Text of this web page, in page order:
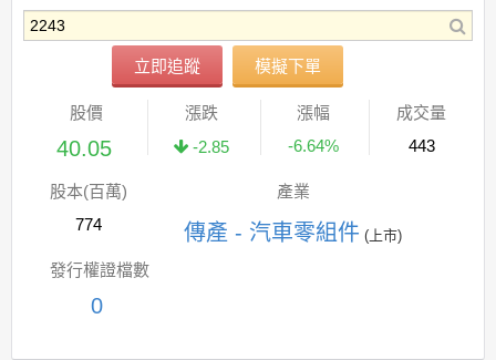
立即追蹤 模擬下單
股價
40.05
漲跌
-2.85
漲幅
-6.64%
成交量
443
股本(百萬)
774
產業
傳產 - 汽車零組件 (上市)
發行權證檔數
0